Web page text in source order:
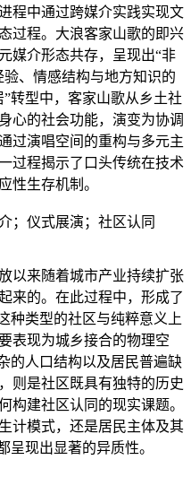
程中通过跨媒介实践实现文
过程。大浪客家山歌的即兴
媒介形态共存，呈现出“非
、情感结构与地方知识的
转型中，客家山歌从乡土社
心的社会功能，演变为协调
过演唱空间的重构与多元主
过程揭示了口头传统在技术
性生存机制。
；仪式展演；社区认同
以来随着城市产业持续扩张
来的。在此过程中，形成了
种类型的社区与纯粹意义上
表现为城乡接合的物理空
的人口结构以及居民普遍缺
则是社区既具有独特的历史
构建社区认同的现实课题。
计模式，还是居民主体及其
呈现出显著的异质性。